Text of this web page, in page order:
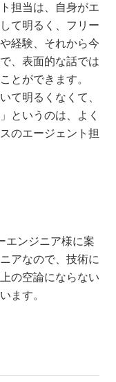
担当は、自身がエ
て明るく、フリー
経験、それから今
、表面的な話では
とができます。
て明るくなくて、
というのは、よく
のエージェント担
エンジニア様に案
アなので、技術に
の空論にならない
ます。